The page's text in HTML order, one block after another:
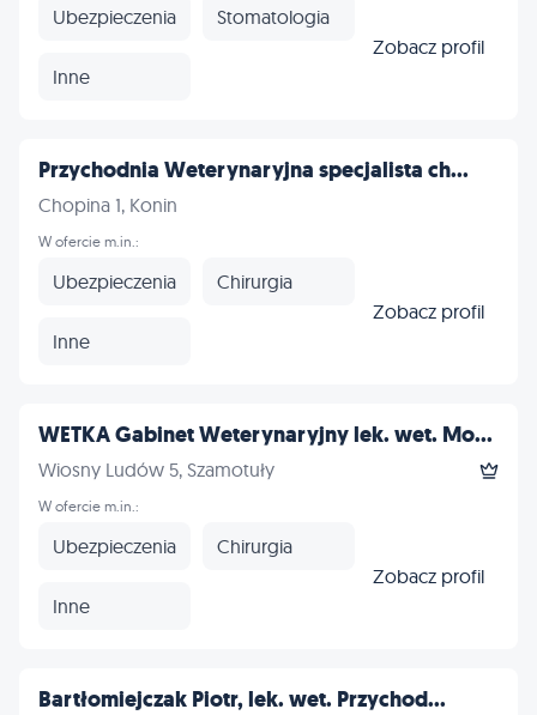
Ubezpieczenia Stomatologia
Inne
Zobacz profil
Przychodnia Weterynaryjna specjalista ch...
Chopina 1, Konin
W ofercie m.in.:
Ubezpieczenia Chirurgia
Inne
Zobacz profil
WETKA Gabinet Weterynaryjny lek. wet. Mo...
Wiosny Ludów 5, Szamotuły
W ofercie m.in.:
Ubezpieczenia Chirurgia
Inne
Zobacz profil
Bartłomiejczak Piotr, lek. wet. Przychod...